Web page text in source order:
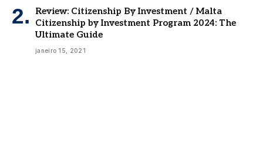
Review: Citizenship By Investment / Malta
Citizenship by Investment Program 2024: The
Ultimate Guide
janeiro 15, 2021